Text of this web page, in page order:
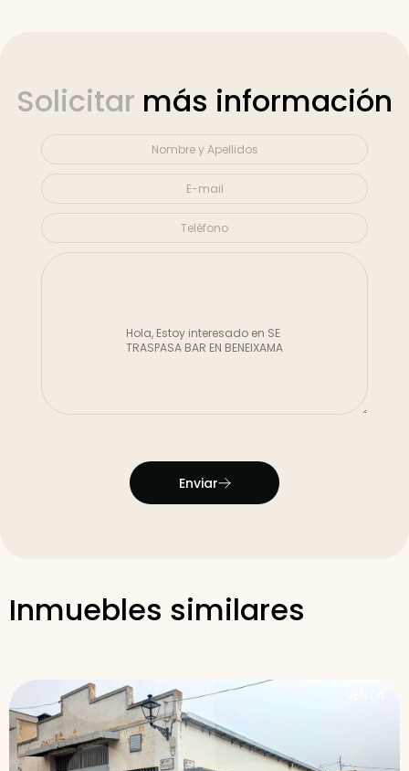
Solicitar más información
Enviar
Inmuebles similares